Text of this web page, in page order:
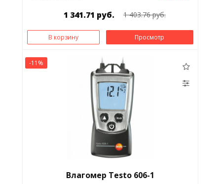
1 341.71 руб. 1 403.76 руб.
В корзину Просмотр
-11%
Влагомер Testo 606-1